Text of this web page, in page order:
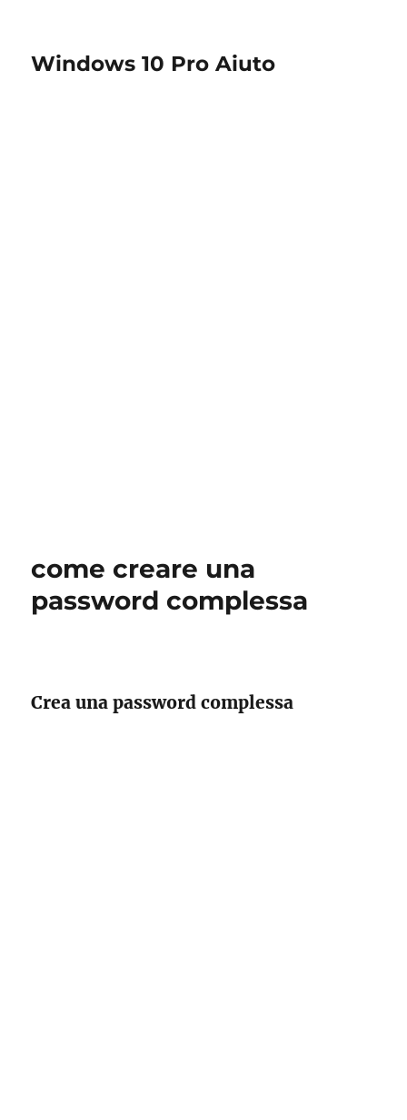
Windows 10 Pro Aiuto
come creare una
password complessa
Crea una password complessa